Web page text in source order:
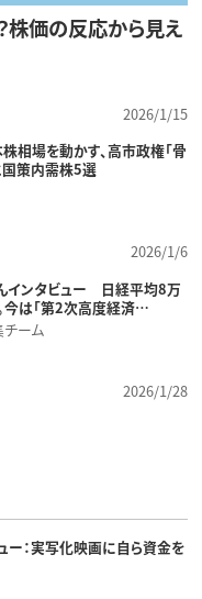
株価の反応から見え
2026/1/15
相場を動かす、高市政権「骨
国策内需株5選
2026/1/6
インタビュー 日経平均8万
今は「第2次高度経済…
チーム
2026/1/28
ー：実写化映画に自ら資金を